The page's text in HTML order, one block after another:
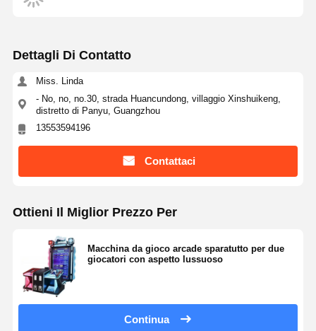
Simulatore di Gioco Motociclistico
Simulatore di VR 360
Sparatutto VR Arcade
automobile di paraurti
Simulatore di corse di auto vr
Dettagli Di Contatto
Miss. Linda
- No, no, no.30, strada Huancundong, villaggio Xinshuikeng,
distretto di Panyu, Guangzhou
13553594196
Contattaci
Ottieni Il Miglior Prezzo Per
Macchina da gioco arcade sparatutto per due
giocatori con aspetto lussuoso
Continua